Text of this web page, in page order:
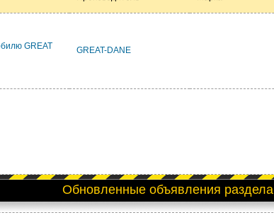
GREAT
GREAT-DANE
Обновленные объявления раздела